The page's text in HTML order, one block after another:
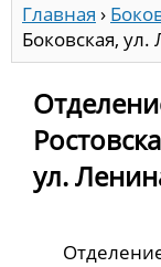
Главная ›
Боковская,
ул.